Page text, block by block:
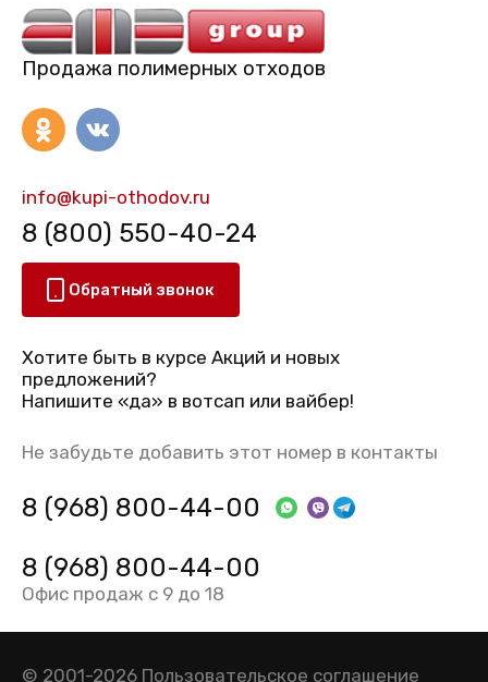
Продажа полимерных отходов
info@kupi-othodov.ru
8 (800) 550-40-24
Обратный звонок
Хотите быть в курсе Акций и новых
предложений?
Напишите «да» в вотсап или вайбер!
Не забудьте добавить этот номер в контакты
8 (968) 800-44-00
8 (968) 800-44-00
Офис продаж с 9 до 18
© 2001-2026 Пользовательское соглашение